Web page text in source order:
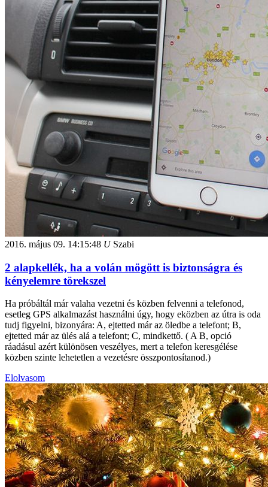
2016. május 09. 14:15:48 USzabi
2 alapkellék, ha a volán mögött is biztonságra és
kényelemre törekszel
Ha próbáltál már valaha vezetni és közben felvenni a telefonod,
esetleg GPS alkalmazást használni úgy, hogy eközben az útra is oda
tudj figyelni, bizonyára: A, ejtetted már az öledbe a telefont; B,
ejtetted már az ülés alá a telefont; C, mindkettő. ( A B, opció
ráadásul azért különösen veszélyes, mert a telefon keresgélése
közben szinte lehetetlen a vezetésre összpontosítanod.)
Elolvasom